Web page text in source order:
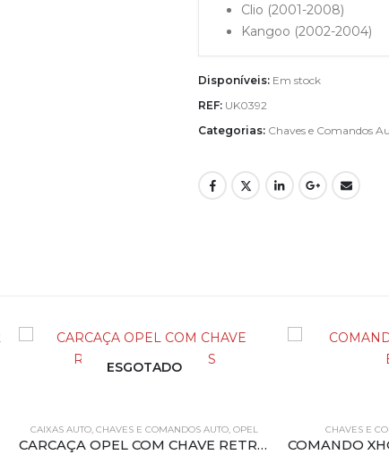
Clio (2001-2008)
Kangoo (2002-2004)
Disponíveis: Em stock
REF: UK0392
Categorias: Chaves e Comandos
ESGOTADO
CAIXAS AUTO, CHAVES E COMANDOS AUTO, OPEL
CARCAÇA OPEL COM CHAVE RETRÁTIL – 2 BOTÕES
CHAVES E